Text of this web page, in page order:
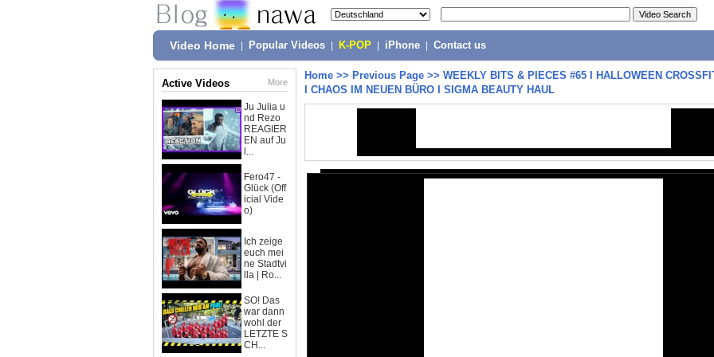
Video Home Popular Videos K-POP iPhone Contact us
Active Videos More
Ju Julia u
nd Rezo
REAGIER
EN auf Ju
l...
Fero47 -
Glück (Off
icial Vide
o)
Ich zeige
euch mei
ne Stadtvi
lla | Ro...
SO! Das
war dann
wohl der
LETZTE S
CH...
Home >> Previous Page >> WEEKLY BITS & PIECES #65 I HALLOWEEN
I CHAOS IM NEUEN BÜRO I SIGMA BEAUTY HAUL